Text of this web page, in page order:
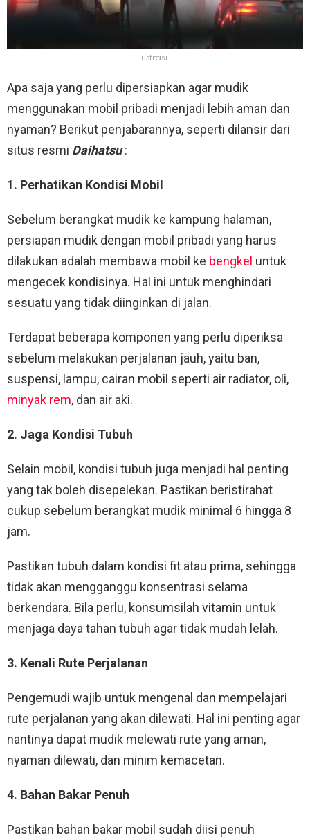
Ilustrasi
Apa saja yang perlu dipersiapkan agar mudik
menggunakan mobil pribadi menjadi lebih aman dan
nyaman? Berikut penjabarannya, seperti dilansir dari
situs resmi Daihatsu:
1. Perhatikan Kondisi Mobil
Sebelum berangkat mudik ke kampung halaman,
persiapan mudik dengan mobil pribadi yang harus
dilakukan adalah membawa mobil ke bengkel untuk
mengecek kondisinya. Hal ini untuk menghindari
sesuatu yang tidak diinginkan di jalan.
Terdapat beberapa komponen yang perlu diperiksa
sebelum melakukan perjalanan jauh, yaitu ban,
suspensi, lampu, cairan mobil seperti air radiator, oli,
minyak rem, dan air aki.
2. Jaga Kondisi Tubuh
Selain mobil, kondisi tubuh juga menjadi hal penting
yang tak boleh disepelekan. Pastikan beristirahat
cukup sebelum berangkat mudik minimal 6 hingga 8
jam.
Pastikan tubuh dalam kondisi fit atau prima, sehingga
tidak akan mengganggu konsentrasi selama
berkendara. Bila perlu, konsumsilah vitamin untuk
menjaga daya tahan tubuh agar tidak mudah lelah.
3. Kenali Rute Perjalanan
Pengemudi wajib untuk mengenal dan mempelajari
rute perjalanan yang akan dilewati. Hal ini penting agar
nantinya dapat mudik melewati rute yang aman,
nyaman dilewati, dan minim kemacetan.
4. Bahan Bakar Penuh
Pastikan bahan bakar mobil sudah diisi penuh